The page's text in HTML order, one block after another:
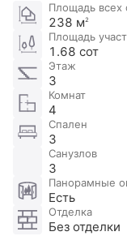
Площадь всех
238 м2
Площадь
1.68 сот
Этаж
3
Комнат
4
Спален
3
Санузлов
3
Панорамные
Есть
Отделка
Без отделки